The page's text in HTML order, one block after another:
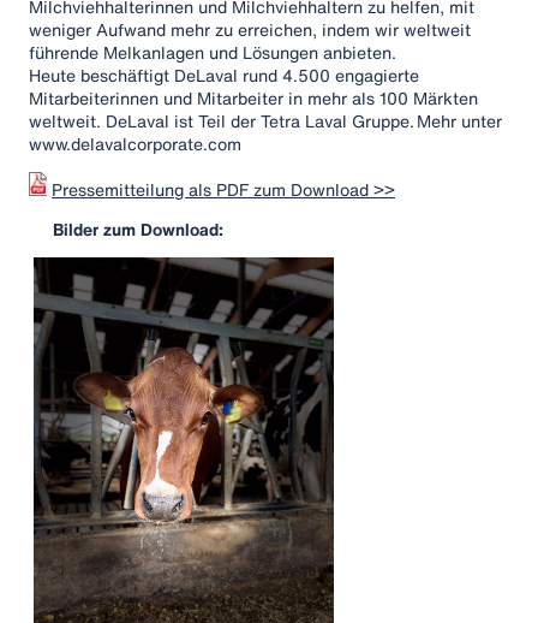
Milchviehhalterinnen und Milchviehhaltern zu helfen, mit
weniger Aufwand mehr zu erreichen, indem wir weltweit
führende Melkanlagen und Lösungen anbieten.
Heute beschäftigt DeLaval rund 4.500 engagierte
Mitarbeiterinnen und Mitarbeiter in mehr als 100 Märkten
weltweit. DeLaval ist Teil der Tetra Laval Gruppe. Mehr unter
www.delavalcorporate.com
Pressemitteilung als PDF zum Download >>
Bilder zum Download: